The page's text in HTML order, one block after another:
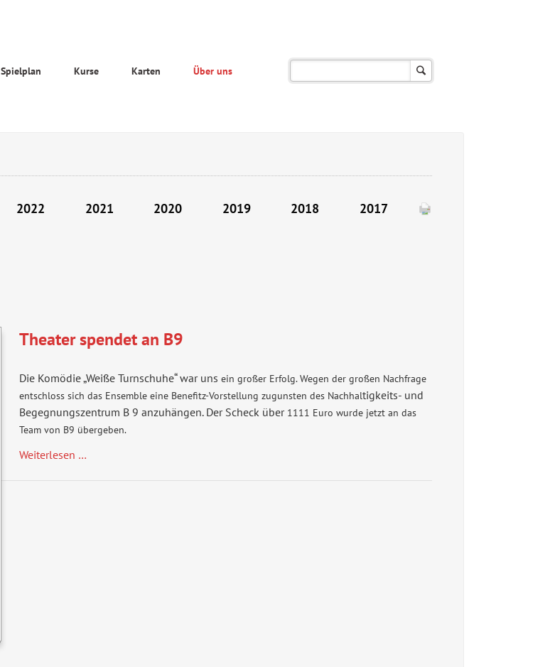
Spielplan Kurse Karten Über uns
2022 2021 2020 2019 2018 2017
Theater spendet an B9
Die Komödie „Weiße Turnschuhe“ war uns ein großer Erfolg. Wegen der großen Nachfrage
entschloss sich das Ensemble eine Benefitz-Vorstellung zugunsten des Nachhaltigkeits- und
Begegnungszentrum B 9 anzuhängen. Der Scheck über 1111 Euro wurde jetzt an das
Team von B9 übergeben.
Weiterlesen …